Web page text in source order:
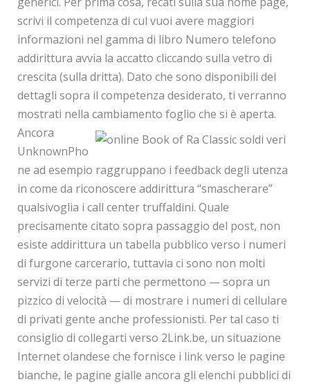
scrivi il competenza di cui vuoi avere maggiori
informazioni nel gamma di libro Numero telefono
addirittura avvia la accatto cliccando sulla vetro di
crescita (sulla dritta). Dato che sono disponibili dei
dettagli sopra il competenza desiderato, ti verranno
mostrati nella cambiamento foglio che si è aperta.
Ancora
UnknownPho
ne ad esempio raggruppano i feedback degli utenza
in come da riconoscere addirittura “smascherare”
qualsivoglia i call center truffaldini. Quale
precisamente citato sopra passaggio del post, non
esiste addirittura un tabella pubblico verso i numeri
di furgone carcerario, tuttavia ci sono non molti
servizi di terze parti che permettono — sopra un
pizzico di velocità — di mostrare i numeri di cellulare
di privati gente anche professionisti. Per tal caso ti
consiglio di collegarti verso 2Link.be, un situazione
Internet olandese che fornisce i link verso le pagine
bianche, le pagine gialle ancora gli elenchi pubblici di